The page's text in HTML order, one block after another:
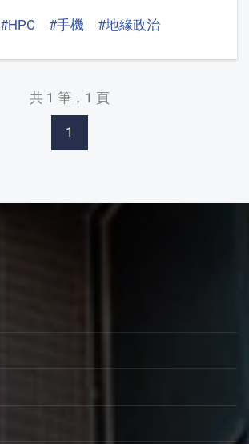
#HPC #手機 #地緣政治
共 1 筆，1 頁
1